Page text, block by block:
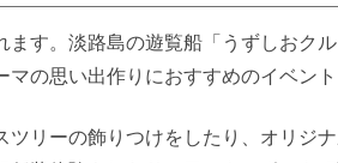
ます。淡路島の遊覧船「うずしおク
の思い出作りにおすすめのイベント
ツリーの飾りつけをしたり、オリジ